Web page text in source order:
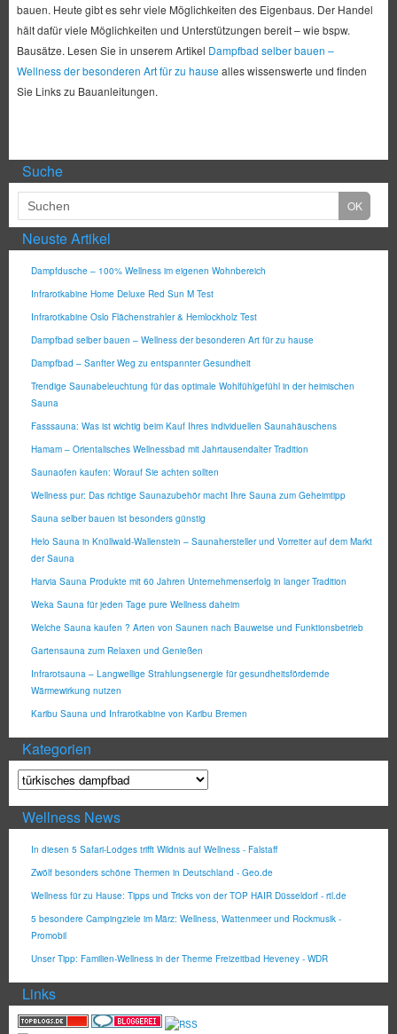
bauen. Heute gibt es sehr viele Möglichkeiten des Eigenbaus. Der Handel
hält dafür viele Möglichkeiten und Unterstützungen bereit – wie bspw.
Bausätze. Lesen Sie in unserem Artikel Dampfbad selber bauen –
Wellness der besonderen Art für zu hause alles wissenswerte und finden
Sie Links zu Bauanleitungen.
Suche
Neuste Artikel
Dampfdusche – 100% Wellness im eigenen Wohnbereich
Infrarotkabine Home Deluxe Red Sun M Test
Infrarotkabine Oslo Flächenstrahler & Hemlockholz Test
Dampfbad selber bauen – Wellness der besonderen Art für zu hause
Dampfbad – Sanfter Weg zu entspannter Gesundheit
Trendige Saunabeleuchtung für das optimale Wohlfühlgefühl in der heimischen
Sauna
Fasssauna: Was ist wichtig beim Kauf Ihres individuellen Saunahäuschens
Hamam – Orientalisches Wellnessbad mit Jahrtausendalter Tradition
Saunaofen kaufen: Worauf Sie achten sollten
Wellness pur: Das richtige Saunazubehör macht Ihre Sauna zum Geheimtipp
Sauna selber bauen ist besonders günstig
Helo Sauna in Knüllwald-Wallenstein – Saunahersteller und Vorreiter auf dem Markt
der Sauna
Harvia Sauna Produkte mit 60 Jahren Unternehmenserfolg in langer Tradition
Weka Sauna für jeden Tage pure Wellness daheim
Welche Sauna kaufen ? Arten von Saunen nach Bauweise und Funktionsbetrieb
Gartensauna zum Relaxen und Genießen
Infrarotsauna – Langwellige Strahlungsenergie für gesundheitsfördernde
Wärmewirkung nutzen
Karibu Sauna und Infrarotkabine von Karibu Bremen
Kategorien
Wellness News
In diesen 5 Safari-Lodges trifft Wildnis auf Wellness - Falstaff
Zwölf besonders schöne Thermen in Deutschland - Geo.de
Wellness für zu Hause: Tipps und Tricks von der TOP HAIR Düsseldorf - rtl.de
5 besondere Campingziele im März: Wellness, Wattenmeer und Rockmusik -
Promobil
Unser Tipp: Familien-Wellness in der Therme Freizeitbad Heveney - WDR
Links